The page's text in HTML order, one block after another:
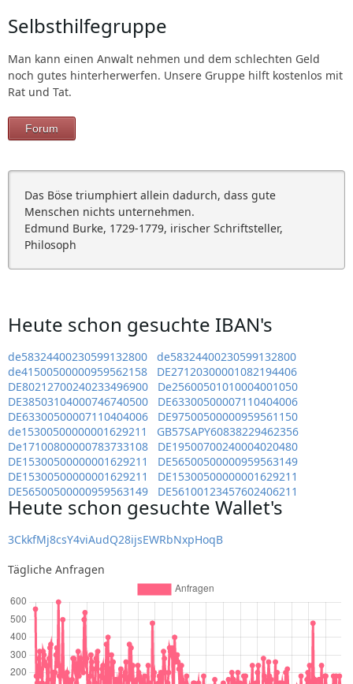
Selbsthilfegruppe
Man kann einen Anwalt nehmen und dem schlechten Geld
noch gutes hinterherwerfen. Unsere Gruppe hilft kostenlos mit
Rat und Tat.
Forum
Das Böse triumphiert allein dadurch, dass gute
Menschen nichts unternehmen.
Edmund Burke, 1729-1779, irischer Schriftsteller,
Philosoph
Heute schon gesuchte IBAN's
de58324400230599132800
de58324400230599132800
de41500500000959562158
DE27120300001082194406
DE80212700240233496900
De25600501010004001050
DE38503104000746740500
DE63300500007110404006
DE63300500007110404006
DE97500500000959561150
de15300500000001629211
GB57SAPY60838229462356
De17100800000783733108
DE19500700240004020480
DE15300500000001629211
DE56500500000959563149
DE15300500000001629211
DE15300500000001629211
DE56500500000959563149
DE56100123457602406211
Heute schon gesuchte Wallet's
3CkkfMj8csY4viAudQ28ijsEWRbNxpHoqB
Tägliche Anfragen